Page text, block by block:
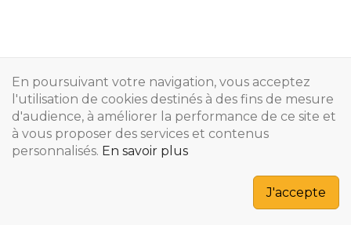
En poursuivant votre navigation, vous acceptez
l'utilisation de cookies destinés à des fins de mesure
d'audience, à améliorer la performance de ce site et
à vous proposer des services et contenus
personnalisés. En savoir plus
J'accepte